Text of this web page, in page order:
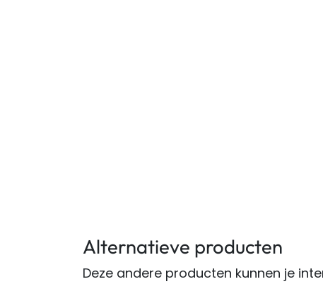
Alternatieve producten
Deze andere producten kunnen je